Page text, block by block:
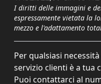
I diritti delle immagini e
espressamente vietata la
mezzo e l'adattamento
Per qualsiasi
servizio clienti è a tua
Puoi contattarci al